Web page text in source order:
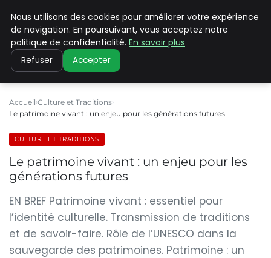
PILAT PATRIMOINES
Accueil Culture et Traditions
Le patrimoine vivant : un enjeu pour les générations futures
CULTURE ET TRADITIONS
Le patrimoine vivant : un enjeu pour les
générations futures
EN BREF Patrimoine vivant : essentiel pour
l’identité culturelle. Transmission de traditions
et de savoir-faire. Rôle de l’UNESCO dans la
sauvegarde des patrimoines. Patrimoine : un
Nous utilisons des cookies pour améliorer votre expérience
de navigation. En poursuivant, vous acceptez notre
politique de confidentialité. En savoir plus
Refuser Accepter